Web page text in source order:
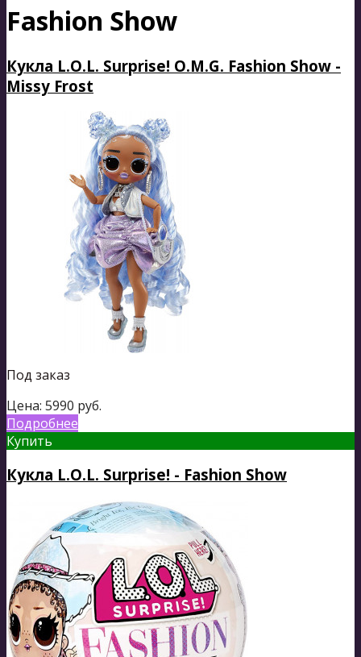
Fashion Show
Кукла L.O.L. Surprise! O.M.G. Fashion Show -
Missy Frost
Под заказ
Цена: 5990 руб.
Подробнее
Купить
Кукла L.O.L. Surprise! - Fashion Show